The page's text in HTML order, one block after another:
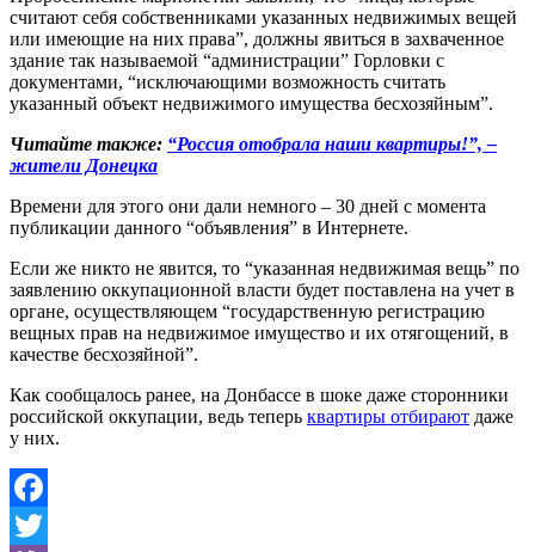
считают себя собственниками указанных недвижимых вещей
или имеющие на них права”, должны явиться в захваченное
здание так называемой “администрации” Горловки с
документами, “исключающими возможность считать
указанный объект недвижимого имущества бесхозяйным”.
Читайте также: “Россия отобрала наши квартиры!”, –
жители Донецка
Времени для этого они дали немного – 30 дней с момента
публикации данного “объявления” в Интернете.
Если же никто не явится, то “указанная недвижимая вещь” по
заявлению оккупационной власти будет поставлена на учет в
органе, осуществляющем “государственную регистрацию
вещных прав на недвижимое имущество и их отягощений, в
качестве бесхозяйной”.
Как сообщалось ранее, на Донбассе в шоке даже сторонники
российской оккупации, ведь теперь квартиры отбирают даже
у них.
Facebook